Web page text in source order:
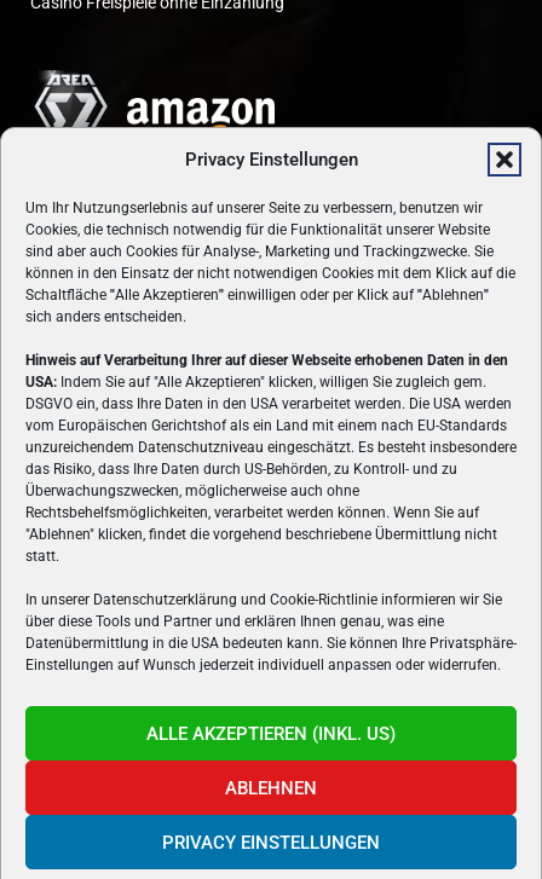
Privacy Einstellungen
Um Ihr Nutzungserlebnis auf unserer Seite zu verbessern, benutzen wir
Cookies, die technisch notwendig für die Funktionalität unserer Website
sind aber auch Cookies für Analyse-, Marketing und Trackingzwecke. Sie
können in den Einsatz der nicht notwendigen Cookies mit dem Klick auf die
Schaltfläche "Alle Akzeptieren" einwilligen oder per Klick auf"Ablehnen"
sich anders entscheiden.
Hinweis auf Verarbeitung Ihrer auf dieser Webseite erhobenen Daten in den
USA: Indem Sie auf "Alle Akzeptieren" klicken, willigen Sie zugleich gem.
DSGVO ein, dass Ihre Daten in den USA verarbeitet werden. Die USA werden
vom Europäischen Gerichtshof als ein Land mit einem nach EU-Standards
unzureichendem Datenschutzniveau eingeschätzt. Es besteht insbesondere
das Risiko, dass Ihre Daten durch US-Behörden, zu Kontroll- und zu
Überwachungszwecken, möglicherweise auch ohne
Rechtsbehelfsmöglichkeiten, verarbeitet werden können. Wenn Sie auf
"Ablehnen" klicken, findet die vorgehend beschriebene Übermittlung nicht
statt.
In unserer Datenschutzerklärung und Cookie-Richtlinie informieren wir Sie
über diese Tools und Partner und erklären Ihnen genau, was eine
Datenübermittlung in die USA bedeuten kann. Sie können Ihre Privatsphäre-
Einstellungen auf Wunsch jederzeit individuell anpassen oder widerrufen.
ALLE AKZEPTIEREN (INKL. US)
ABLEHNEN
PRIVACY EINSTELLUNGEN
ÜBER UNS
VON GAMERN, FÜR GAMER! Gamers.at ist das älteste Online-
Spielemagazin Österreichs und bringt täglich aktuelle News,
Reviews und Videos zu PC- und Konsolenspielen, Gaming-
Hardware und aus der Welt des e-Sport's.
FOLGE UNS
Gamers.at v6 © 1999-2024 All Rights Reserved -Kontakt|Impressum|